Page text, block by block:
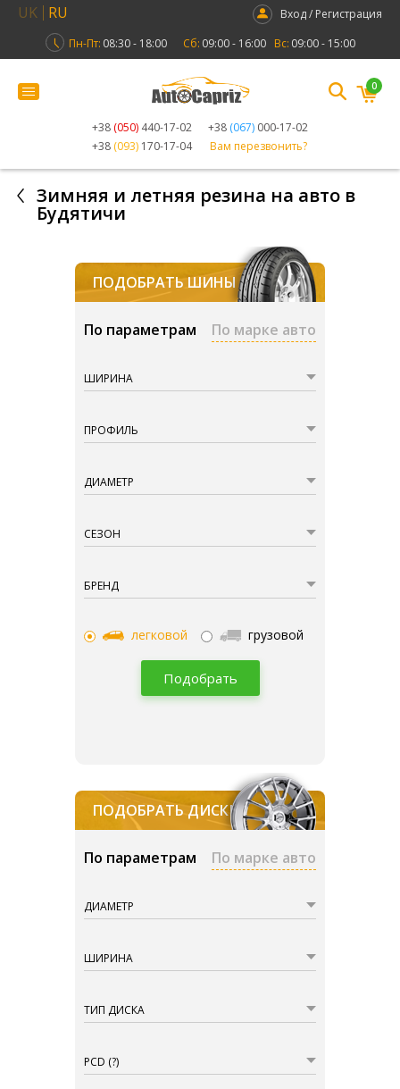
UK RU
Вход / Регистрация
Пн-Пт: 08:30 - 18:00 Сб: 09:00 - 16:00 Вс: 09:00 - 15:00
+38 (050) 440-17-02 +38 (067) 000-17-02
+38 (093) 170-17-04 Вам перезвонить?
0
Зимняя и летняя резина на авто в
Будятичи
ПОДОБРАТЬ ШИНЫ
По параметрам По марке авто
ШИРИНА
ПРОФИЛЬ
ДИАМЕТР
СЕЗОН
БРЕНД
легковой грузовой
Подобрать
ПОДОБРАТЬ ДИСКИ
По параметрам По марке авто
ДИАМЕТР
ШИРИНА
ТИП ДИСКА
PCD (?)